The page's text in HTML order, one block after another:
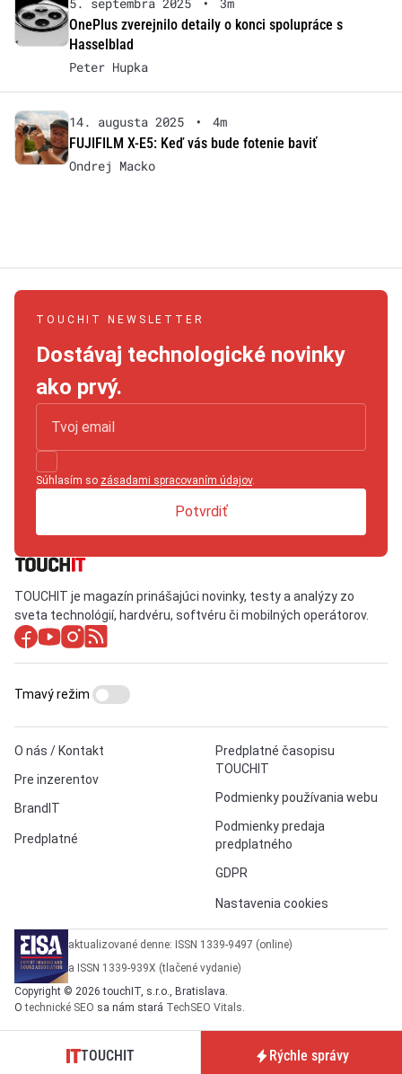
OnePlus zverejnilo detaily o konci spolupráce s
Hasselblad
Peter Hupka
14. augusta 2025 •
4m
FUJIFILM X-E5: Keď vás bude fotenie baviť
Ondrej Macko
TOUCHIT NEWSLETTER
Dostávaj technologické novinky
ako prvý.
Súhlasím so zásadami spracovaním údajov.
Potvrdiť
TOUCHIT je magazín prinášajúci novinky, testy a analýzy zo
sveta technológií, hardvéru, softvéru či mobilných operátorov.
O nás / Kontakt
Pre inzerentov
BrandIT
Predplatné
Predplatné časopisu
TOUCHIT
Podmienky používania webu
Podmienky predaja
predplatného
GDPR
Nastavenia cookies
Tmavý režim
aktualizované denne: ISSN 1339-9497 (online)
a ISSN 1339-939X (tlačené vydanie)
Copyright © 2026 touchIT, s.r.o., Bratislava.
Otechnické SEO sa nám stará TechSEO Vitals
TOUCHIT Rýchle správy